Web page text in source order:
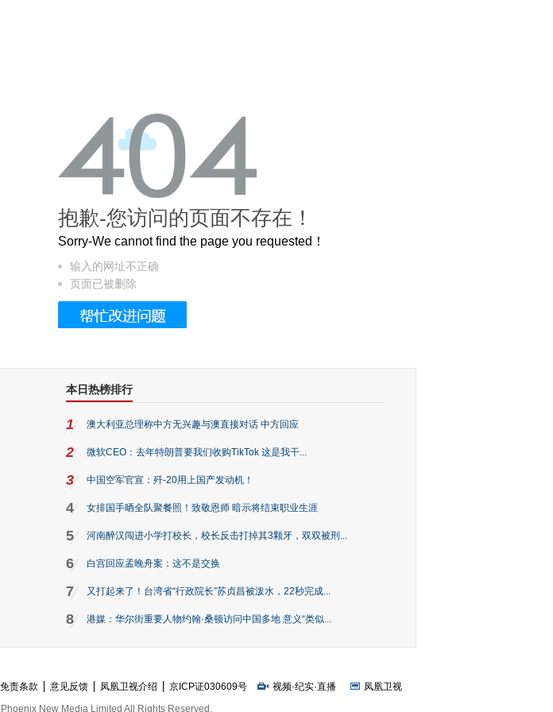
佛家七宝的它到底有多美？
抱歉-您访问的页面不存在！
Sorry-We cannot find the page you requested！
输入的网址不正确
页面已被删除
本日热榜排行
1 澳大利亚总理称中方无兴趣与澳直接对话 中方回应
2 微软CEO：去年特朗普要我们收购TikTok 这是我干...
3 中国空军官宣：歼-20用上国产发动机！
4 女排国手晒全队聚餐照！致敬恩师 暗示将结束职业生涯
5 河南醉汉闯进小学打校长，校长反击打掉其3颗牙，双双被刑...
6 白宫回应孟晚舟案：这不是交换
7 又打起来了！台湾省“行政院长”苏贞昌被泼水，22秒完成...
8 港媒：华尔街重要人物约翰·桑顿访问中国多地 意义“类似...
免责条款 意见反馈 凤凰卫视介绍 京ICP证030609号 视频·纪实·直播
凤凰卫视
New Media Limited All Rights Reserved.